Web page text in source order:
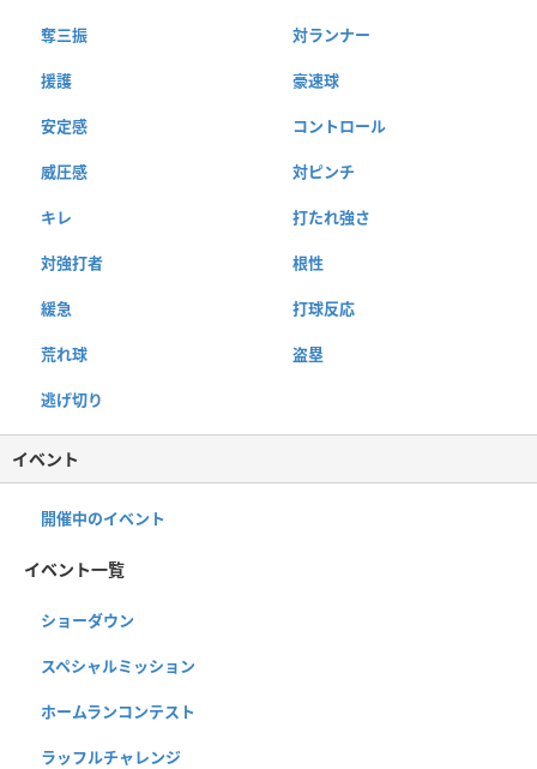
奪三振 対ランナー
援護 豪速球
安定感 コントロール
威圧感 対ピンチ
キレ 打たれ強さ
対強打者 根性
緩急 打球反応
荒れ球 盗塁
逃げ切り
イベント
開催中のイベント
イベント一覧
ショーダウン
スペシャルミッション
ホームランコンテスト
ラッフルチャレンジ